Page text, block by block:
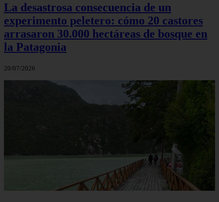
La desastrosa consecuencia de un
experimento peletero: cómo 20 castores
arrasaron 30.000 hectáreas de bosque en
la Patagonia
20/07/2026